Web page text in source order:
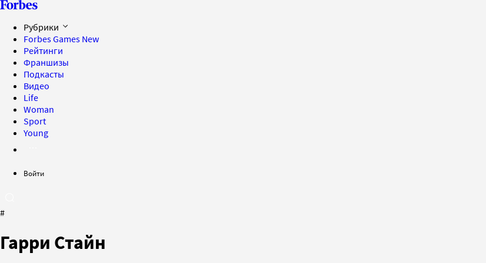
Рубрики
Forbes Games New
Рейтинги
Франшизы
Подкасты
Видео
Life
Woman
Sport
Young
Войти
#
Гарри Стайн